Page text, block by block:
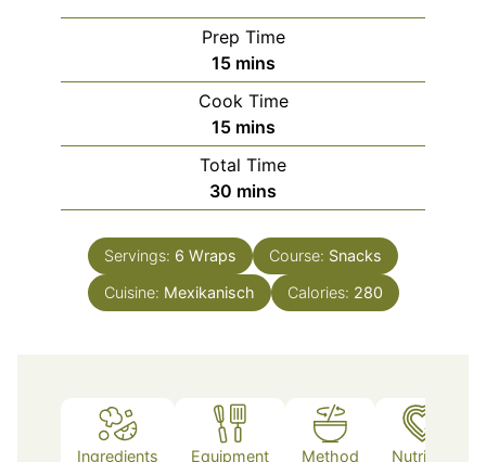
Prep Time
15minutes
mins
Cook Time
15minutes
mins
Total Time
30 minutes
mins
Servings: 6 Wraps Course: Snacks
Cuisine: Mexikanisch Calories: 280
Ingredients Equipment Method Nutrition